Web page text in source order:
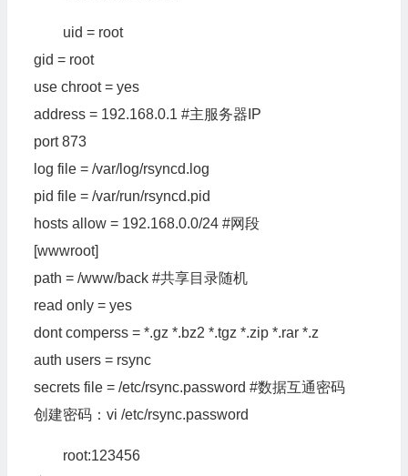
uid = root
gid = root
use chroot = yes
address = 192.168.0.1 #主服务器IP
port 873
log file = /var/log/rsyncd.log
pid file = /var/run/rsyncd.pid
hosts allow = 192.168.0.0/24 #网段
[wwwroot]
path = /www/back #共享目录随机
read only = yes
dont comperss = *.gz *.bz2 *.tgz *.zip *.rar *.z
auth users = rsync
secrets file = /etc/rsync.password #数据互通密码
创建密码：vi /etc/rsync.password
root:123456